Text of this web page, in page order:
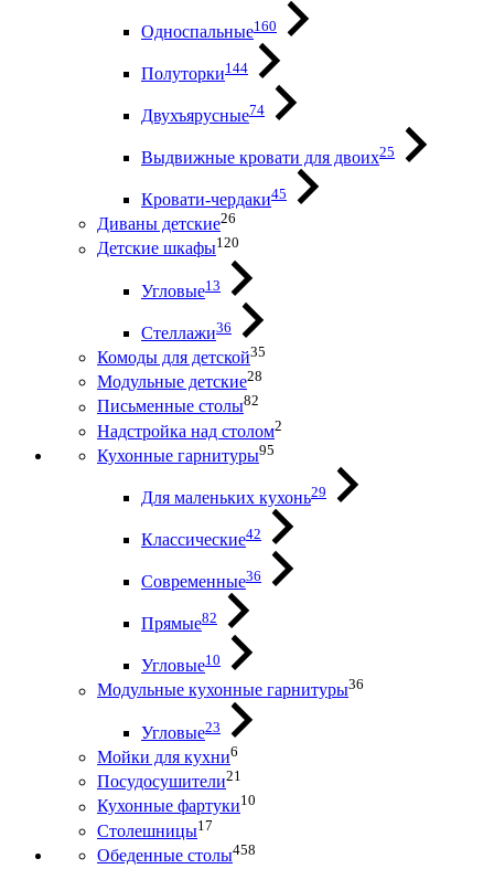
Односпальные160
Полуторки144
Двухъярусные74
Выдвижные кровати для двоих25
Кровати-чердаки45
Диваны детские26
Детские шкафы120
Угловые13
Стеллажи36
Комоды для детской35
Модульные детские28
Письменные столы82
Надстройка над столом2
Кухонные гарнитуры95
Для маленьких кухонь29
Классические42
Современные36
Прямые82
Угловые10
Модульные кухонные гарнитуры36
Угловые23
Мойки для кухни6
Посудосушители21
Кухонные фартуки10
Столешницы17
Обеденные столы458